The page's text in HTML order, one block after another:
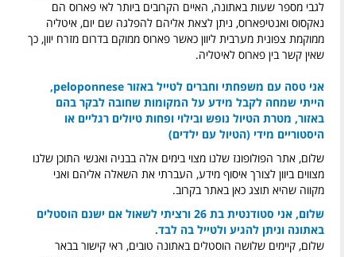
לגבי מספר שעות באתונה, האיים הקרובים ביותר לאי פארוס הם
נאקסוס ואנטיפארוס, ניתן לצאת אליהם להפלגה שם יום, איטליה
ממוקמת צפונית מערבית ליוון כאשר פארוס ממוקם בדרום מזרח יוון, כך
שאין קשר בין פארוס לאיטליה.
אני טסה עם משפחתי וחברים לטייל באזור peloponnese
,
הייתי שמחה לקבל מידע על המקומות שחובה לבקר בהם
באזור, מטרת הטיול נופש ובילוי ופחות טיולים רגליים או
היסטוריים מידי (הטיול עם ילדים)
שלום, אתר הפולופונז שלנו מצוי בימים אלה בבניה ואנשי התוכן שלנו
מצווים ביוון לצורך איסוף מידע, העברתי את השאלה אליהם ואני
מקווה שהיא תוצג כאן באתר בקרוב.
שלום, אני סטודנטית בת 26 ורציתי לשאול אם ישנם הוסטלים
באתונה וניתן להגיע ולטייל בה לבד.
שלום, קיימים שלושה הוסטלים באתונה טובים, ראי קישור בבאר